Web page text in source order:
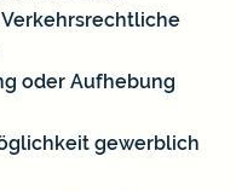
oder Aufhebung
gewerblich